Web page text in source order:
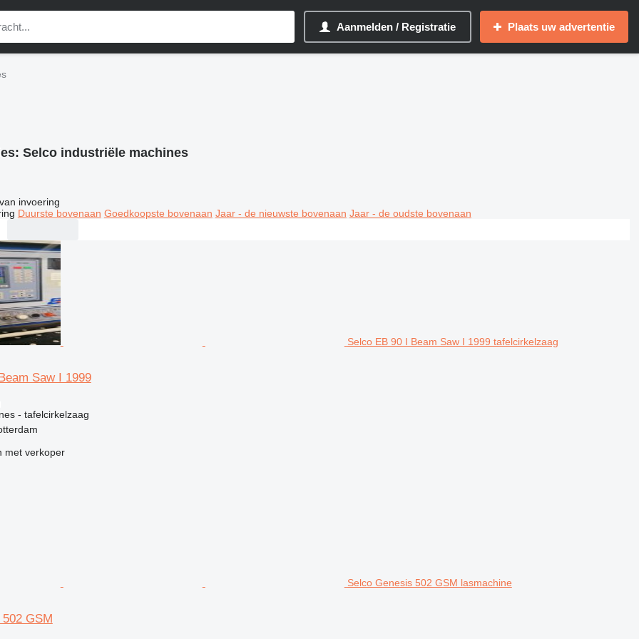
Aanmelden / Registratie Plaats uw advertentie
Selco industriële machines
invoering
Duurste bovenaan Goedkoopste bovenaan Jaar - de nieuwste bovenaan Jaar - de oudste bovenaan
Selco EB 90 I Beam Saw I 1999 tafelcirkelzaag
Saw I 1999
- tafelcirkelzaag
met verkoper
Selco Genesis 502 GSM lasmachine
GSM